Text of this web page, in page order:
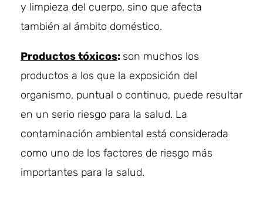
y limpieza del cuerpo, sino que afecta
también al ámbito doméstico.
Productos tóxicos: son muchos los
productos a los que la exposición del
organismo, puntual o continuo, puede resultar
en un serio riesgo para la salud. La
contaminación ambiental está considerada
como uno de los factores de riesgo más
importantes para la salud.